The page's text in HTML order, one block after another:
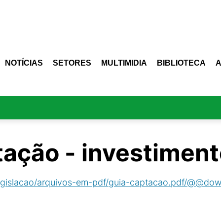
NOTÍCIAS SETORES MULTIMIDIA BIBLIOTECA
-
arquivos-em-pdf/guia-captacao.pdf/